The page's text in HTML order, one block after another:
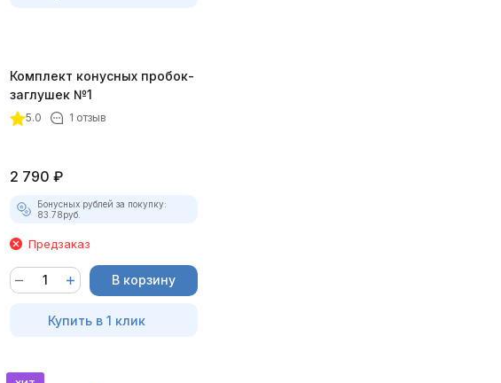
Комплект конусных пробок-
заглушек №1
5.0 1 отзыв
2 790 ₽
Бонусных рублей за покупку:
83.78руб.
Предзаказ
В корзину
Купить в 1 клик